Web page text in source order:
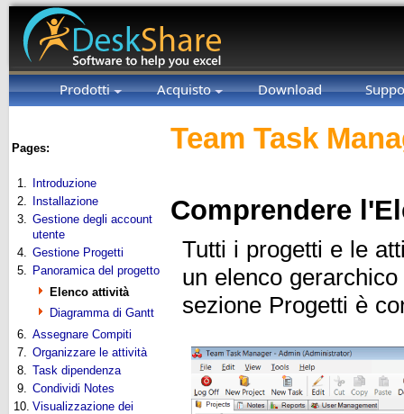
Prodotti Acquisto Download
Pages:
1.
Introduzione
2.
Installazione
3. Gestione degli account
utente
4. Gestione Progetti
5. Panoramica del progetto
Elenco attività
Diagramma di Gantt
6. Assegnare Compiti
7. Organizzare le attività
8. Task dipendenza
9. Condividi Notes
10. Visualizzazione dei
Team Task
Comprendere
Tutti i progetti e le
un elenco
sezione Progetti è